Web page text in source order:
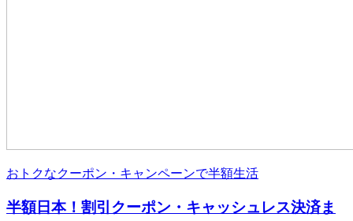
おトクなクーポン・キャンペーンで半額生活
半額日本！割引クーポン・キャッシュレス決済ま